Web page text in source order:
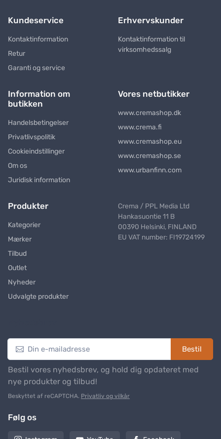
Kundeservice
Kontaktinformation
Retur
Garanti og service
Erhvervskunder
Kontaktinformation til
virksomhedssalg
Information om
butikken
Handelsbetingelser
Privatlivspolitik
Cookieindstillinger
Om os
Juridisk information
Vores netbutikker
www.cremashop.dk
www.crema.fi
www.cremashop.eu
www.cremashop.se
www.urbanfinn.com
Produkter
Kategorier
Mærker
Tilbud
Outlet
Nyheder
Udvalgte produkter
Crema / PPL Media Ltd
Hankasuontie 11 B
00390 Helsinki, FINLAND
EU VAT number: FI19724199
Bestil
Bestil vores nyhedsbrev, og hold dig opdateret med
nye produkter og tilbud!
Beskyttet af reCAPTCHA. Privatliv og vilkår
Følg os